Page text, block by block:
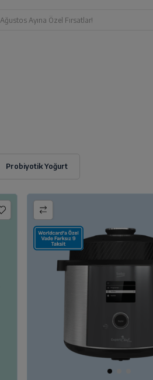
Ağustos Ayına Özel Fırsatlar!